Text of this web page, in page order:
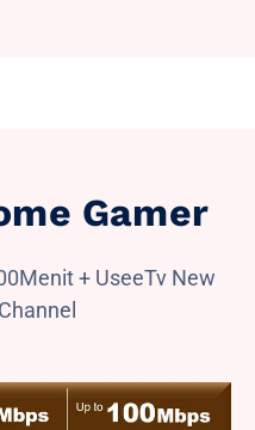
Gamer
+ UseeTv New